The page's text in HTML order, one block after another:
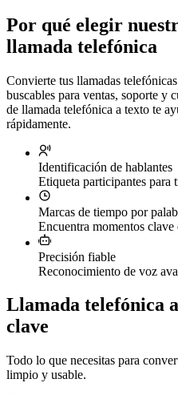
Por qué elegir
llamada telefónica
Convierte tus llamadas
buscables para ventas, soporte
de llamada telefónica a texto te
rápidamente.
Identificación de hablantes
Etiqueta participantes para
Marcas de tiempo por
Encuentra momentos clave
Precisión fiable
Reconocimiento de voz
Llamada telefónica
clave
Todo lo que necesitas para
limpio y usable.